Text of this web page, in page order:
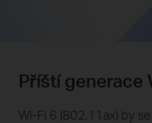
Příští generace
Wi-Fi 6 (802.11ax) by